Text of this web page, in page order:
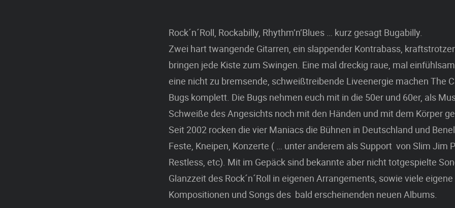
Rock´n´Roll, Rockabilly, Rhythm’n’Blues … kurz gesagt Bugabilly.
Zwei hart twangende Gitarren, ein slappender Kontrabass,
bringen jede Kiste zum Swingen. Eine mal dreckig raue, mal
eine nicht zu bremsende, schweißtreibende Liveenergie machen The
Bugs komplett. Die Bugs nehmen euch mit in die 50er und 60er, als
Schweiße des Angesichts noch mit den Händen und mit dem Körper
Seit 2002 rocken die vier Maniacs die Bühnen in Deutschland und
Feste, Kneipen, Konzerte ( … unter anderem als Support von Slim Jim
Restless, etc). Mit im Gepäck sind bekannte aber nicht totgespielte
Glanzzeit des Rock´n´Roll in eigenen Arrangements, sowie viele eigene
Kompositionen und Songs des bald erscheinenden neuen Albums.